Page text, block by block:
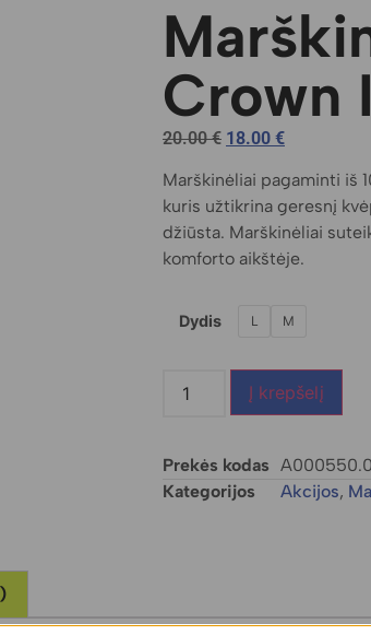
Crown
20.00€ 18.00 €
Marškinėliai pagaminti iš
kuris užtikrina geresnį
džiūsta. Marškinėliai
komforto aikštėje.
Dydis L M
Į krepšelį
Prekės kodas
Kategorijos
Akcijos,